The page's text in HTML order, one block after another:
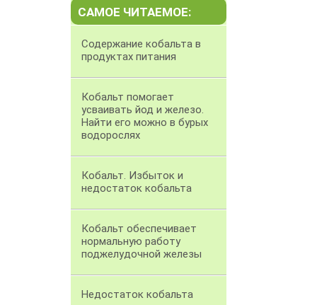
САМОЕ ЧИТАЕМОЕ:
Содержание кобальта в
продуктах питания
Кобальт помогает
усваивать йод и железо.
Найти его можно в бурых
водорослях
Кобальт. Избыток и
недостаток кобальта
Кобальт обеспечивает
нормальную работу
поджелудочной железы
Недостаток кобальта